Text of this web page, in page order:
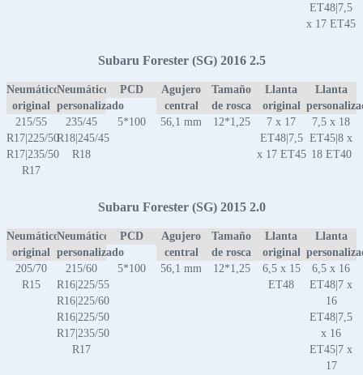
ET48|7,5
x 17 ET45
Subaru Forester (SG) 2016 2.5
Neumático
original
Neumático
personalizado
PCD
Agujero
central
Tamaño
de rosca
Llanta
original
Llanta
215/55
R17|225/50
R17|235/50
R17
235/45
R18|245/45
R18
5*100 56,1 mm 12*1,25
7 x 17
ET48|7,5
x 17 ET45
7,5 x 18
ET45|8 x
18 ET40
Subaru Forester (SG) 2015 2.0
Neumático
original
Neumático
personalizado
PCD
Agujero
central
Tamaño
de rosca
Llanta
original
Llanta
205/70
R15
215/60
R16|225/55
R16|225/60
R16|225/50
R17|235/50
R17
5*100 56,1 mm 12*1,25
6,5 x 15
ET48
6,5 x 16
ET48|7 x
16
ET48|7,5
x 16
ET45|7 x
17